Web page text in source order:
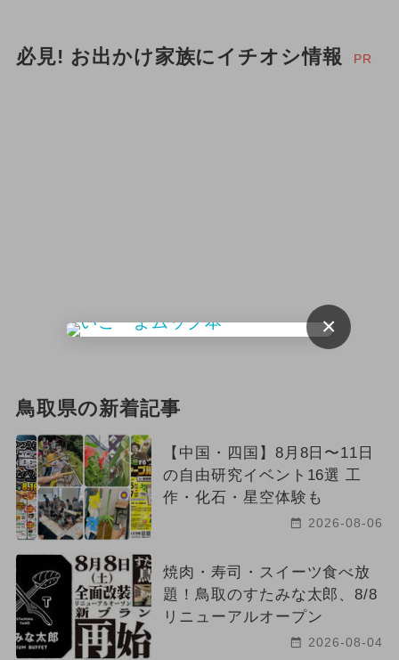
2026年5月のイベント
2026年4月のイベント ポケモン
都民の日・県民の日・市民の日
春休み 雨の日OK 冬休み
1日中遊べる 2024年8月のイベント
2024年6月のイベント
2024年5月のイベント
2023年10月のイベント
必見! お出かけ家族にイチオシ情報 PR
鳥取県の新着記事
【中国・四国】8月8日〜11日
の自由研究イベント16選 工
作・化石・星空体験も
2026-08-06
焼肉・寿司・スイーツ食べ放
題！鳥取のすたみな太郎、8/8
リニューアルオープン
2026-08-04
×